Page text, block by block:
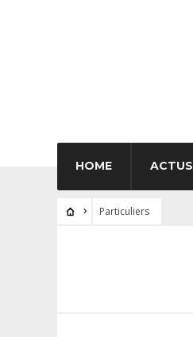
HOME ACTUS
Particuliers